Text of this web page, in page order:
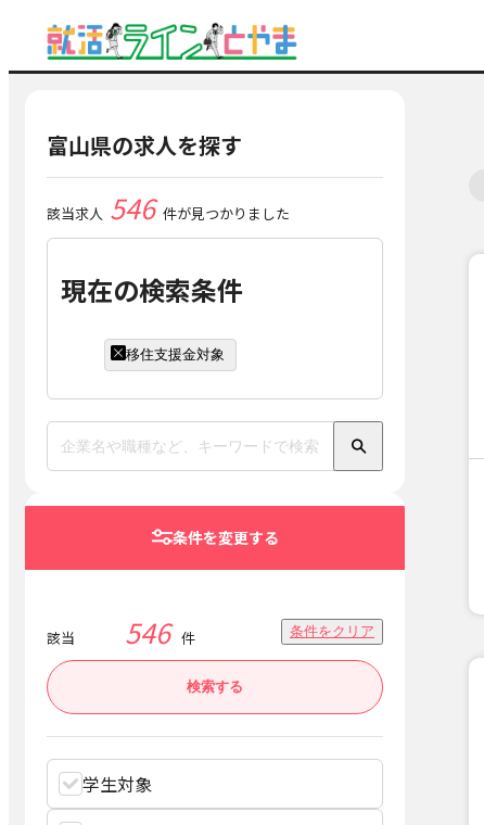
富山県の求人を探す
該当求人 546 件が見つかりました
現在の検索条件
移住支援金対象
条件を変更する
該当 546 件 条件をクリア
検索する
学生対象